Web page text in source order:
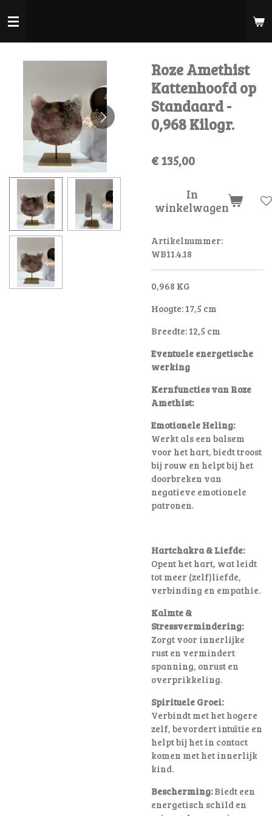
direct
Roze Amethist
Kattenhoofd op
Standaard -
0,968 Kilogr.
€ 135,00
In
winkelwagen
Artikelnummer:
WB11.4.18
0,968 KG
Hoogte: 17,5 cm
Breedte: 12,5 cm
Eventuele energetische
werking
Kernfuncties van Roze
Amethist:
Emotionele Heling:
Werkt als een balsem
voor het hart, biedt troost
bij rouw en helpt bij het
doorbreken van
negatieve emotionele
patronen.
Hartchakra & Liefde:
Opent het hart, wat leidt
tot meer (zelf)liefde,
verbinding en empathie.
Kalmte &
Stressvermindering:
Zorgt voor innerlijke
rust en vermindert
spanning, onrust en
overprikkeling.
Spirituele Groei:
Verbindt met het hogere
zelf, bevordert intuïtie en
helpt bij het in contact
komen met het innerlijk
kind.
Bescherming:Biedt een
energetisch schild en